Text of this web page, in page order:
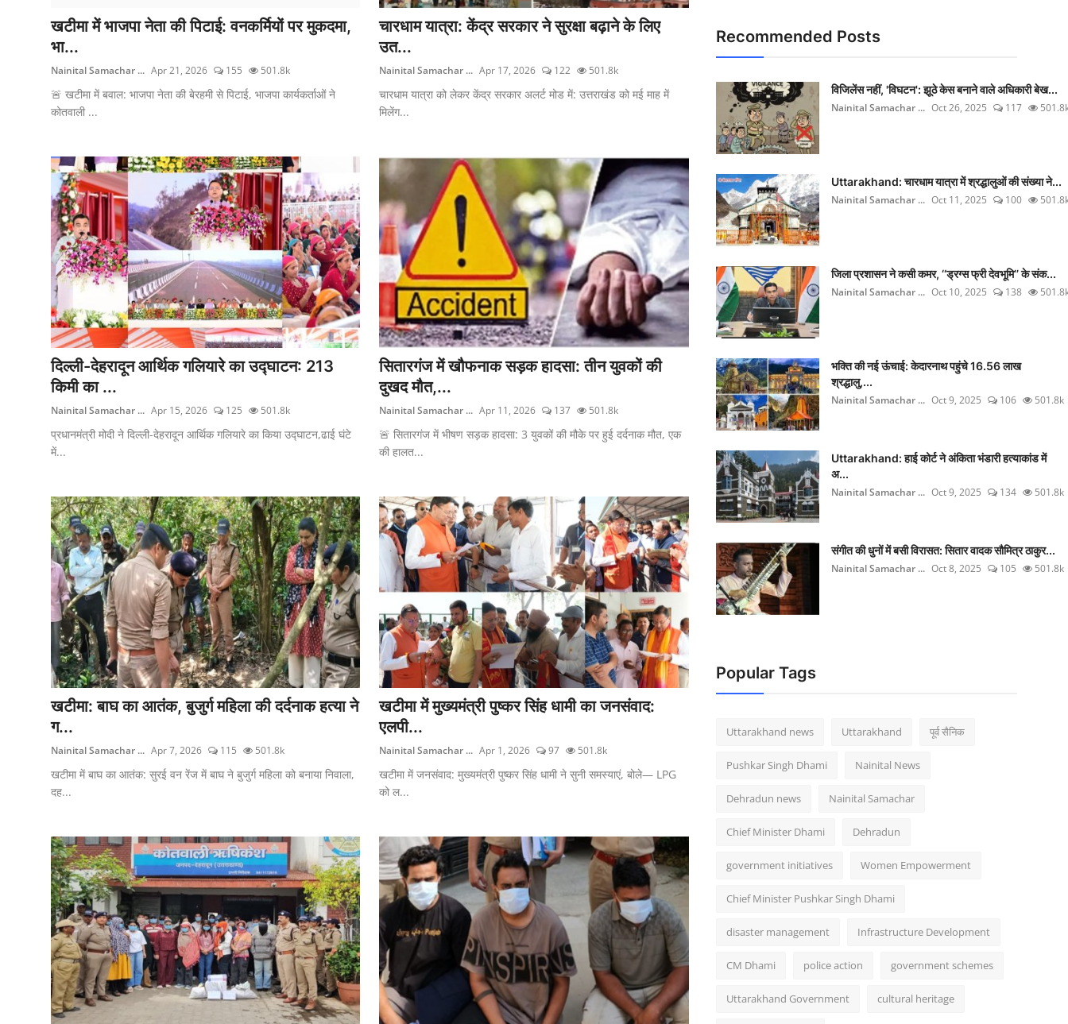
खटीमा में भाजपा नेता की पिटाई: वनकर्मियों पर मुकदमा,
भा...
Nainital Samachar ... Apr 21, 2026 155 501.8k
🚨 खटीमा में बवाल: भाजपा नेता की बेरहमी से पिटाई, भाजपा कार्यकर्ताओं ने
कोतवाली ...
चारधाम यात्रा: केंद्र सरकार ने सुरक्षा बढ़ाने के लिए
उत...
Nainital Samachar ... Apr 17, 2026 122 501.8k
चारधाम यात्रा को लेकर केंद्र सरकार अलर्ट मोड में: उत्तराखंड को मई माह में
मिलेंग...
दिल्ली-देहरादून आर्थिक गलियारे का उद्घाटन: 213
किमी का ...
Nainital Samachar ... Apr 15, 2026 125 501.8k
प्रधानमंत्री मोदी ने दिल्ली-देहरादून आर्थिक गलियारे का किया उद्घाटन,ढाई घंटे
में...
सितारगंज में खौफनाक सड़क हादसा: तीन युवकों की
दुखद मौत,...
Nainital Samachar ... Apr 11, 2026 137 501.8k
🚨 सितारगंज में भीषण सड़क हादसा: 3 युवकों की मौके पर हुई दर्दनाक मौत, एक
की हालत...
खटीमा: बाघ का आतंक, बुजुर्ग महिला की दर्दनाक हत्या ने
ग...
Nainital Samachar ... Apr 7, 2026 115 501.8k
खटीमा में बाघ का आतंक: सुरई वन रेंज में बाघ ने बुजुर्ग महिला को बनाया निवाला,
दह...
खटीमा में मुख्यमंत्री पुष्कर सिंह धामी का जनसंवाद:
एलपी...
Nainital Samachar ... Apr 1, 2026 97 501.8k
खटीमा में जनसंवाद: मुख्यमंत्री पुष्कर सिंह धामी ने सुनी समस्याएं, बोले— LPG
को ल...
Recommended Posts
विजिलेंस नहीं, 'विघटन': झूठे केस बनाने वाले अधिकारी बेख...
Nainital Samachar ... Oct 26, 2025 117
Uttarakhand: चारधाम यात्रा में श्रद्धालुओं की संख्या ने...
Nainital Samachar ... Oct 11, 2025 100
जिला प्रशासन ने कसी कमर, ‘‘ड्रग्स फ्री देवभूमि’’ के संक...
Nainital Samachar ... Oct 10, 2025 138
भक्ति की नई ऊंचाई: केदारनाथ पहुंचे 16.56 लाख
श्रद्धालु,...
Nainital Samachar ... Oct 9, 2025 106 501.8k
Uttarakhand: हाई कोर्ट ने अंकिता भंडारी हत्याकांड में
अ...
Nainital Samachar ... Oct 9, 2025 134 501.8k
संगीत की धुनों में बसी विरासत: सितार वादक सौमित्र ठाकुर...
Nainital Samachar ... Oct 8, 2025 105 501.8k
Popular Tags
Uttarakhand news Uttarakhand पूर्व सैनिक
Pushkar Singh Dhami Nainital News
Dehradun news Nainital Samachar
Chief Minister Dhami Dehradun
government initiatives Women Empowerment
Chief Minister Pushkar Singh Dhami
disaster management Infrastructure Development
CM Dhami police action government schemes
Uttarakhand Government cultural heritage